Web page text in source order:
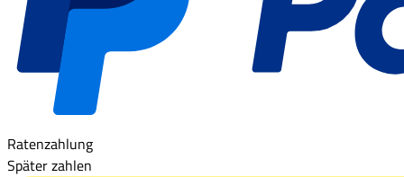
Ratenzahlung
Später zahlen